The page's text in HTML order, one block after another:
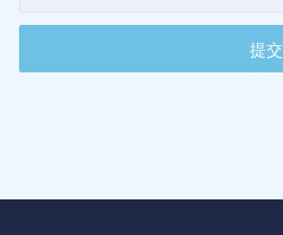
提交